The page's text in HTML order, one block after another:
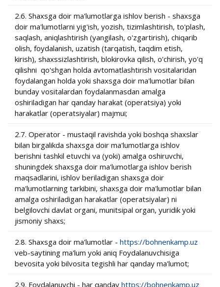
2.6. Shaxsga doir ma'lumotlarga ishlov berish - shaxsga
doir ma'lumotlarni yig'ish, yozish, tizimlashtirish, to'plash,
saqlash, aniqlashtirish (yangilash, o'zgartirish), chiqarib
olish, foydalanish, uzatish (tarqatish, taqdim etish,
kirish), shaxssizlashtirish, blokirovka qilish, o'chirish, yo'q
qilishni qo'shgan holda avtomatlashtirish vositalaridan
foydalangan holda yoki shaxsga doir ma'lumotlar bilan
bunday vositalardan foydalanmasdan amalga
oshiriladigan har qanday harakat (operatsiya) yoki
harakatlar (operatsiyalar) majmui;
2.7. Operator - mustaqil ravishda yoki boshqa shaxslar
bilan birgalikda shaxsga doir ma'lumotlarga ishlov
berishni tashkil etuvchi va (yoki) amalga oshiruvchi,
shuningdek shaxsga doir ma'lumotlarga ishlov berish
maqsadlarini, ishlov beriladigan shaxsga doir
ma'lumotlarning tarkibini, shaxsga doir ma'lumotlar bilan
amalga oshiriladigan harakatlar (operatsiyalar) ni
belgilovchi davlat organi, munitsipal organ, yuridik yoki
jismoniy shaxs;
2.8. Shaxsga doir ma'lumotlar - https://bohnenkamp.uz
veb-saytining ma'lum yoki aniq Foydalanuvchisiga
bevosita yoki bilvosita tegishli har qanday ma'lumot;
2.9. Foydalanuvchi - har qanday https://bohnenkamp.uz